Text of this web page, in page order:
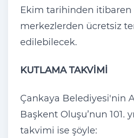
Ekim tarihinden itibaren
merkezlerden ücretsiz
edilebilecek.
KUTLAMA TAKVİMİ
Çankaya Belediyesi'nin
Başkent Oluşu’nun 101.
takvimi ise şöyle: